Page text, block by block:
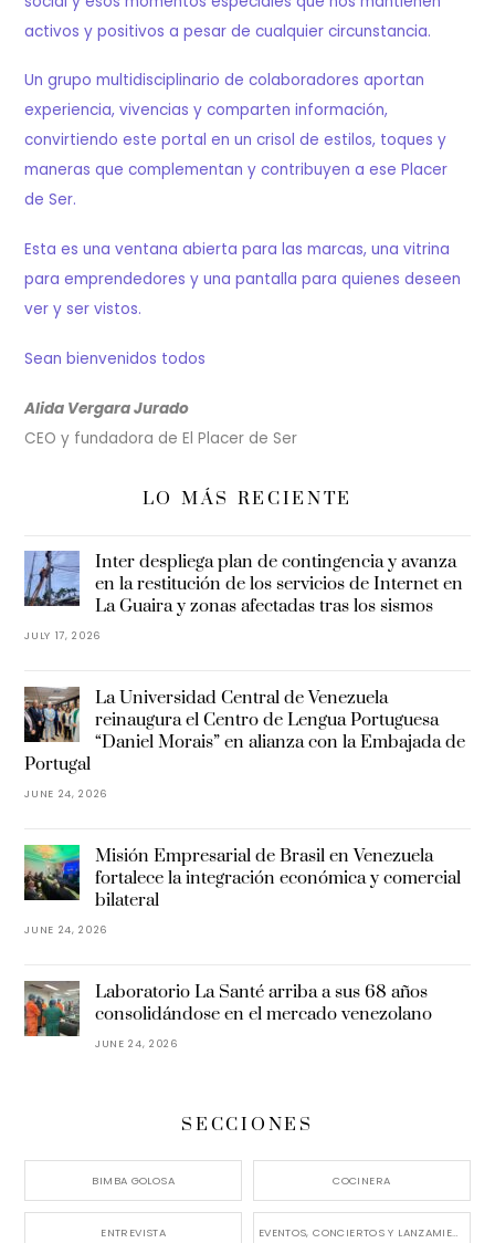
activos y positivos a pesar de cualquier circunstancia.
Un grupo multidisciplinario de colaboradores aportan
experiencia, vivencias y comparten información,
convirtiendo este portal en un crisol de estilos, toques y
maneras que complementan y contribuyen a ese Placer
de Ser.
Esta es una ventana abierta para las marcas, una vitrina
para emprendedores y una pantalla para quienes deseen
ver y ser vistos.
Sean bienvenidos todos
Alida Vergara Jurado
CEO y fundadora de El Placer de Ser
LO MÁS RECIENTE
Inter despliega plan de contingencia y avanza
en la restitución de los servicios de Internet en
La Guaira y zonas afectadas tras los sismos
JULY 17, 2026
La Universidad Central de Venezuela
reinaugura el Centro de Lengua Portuguesa
“Daniel Morais” en alianza con la Embajada de
Portugal
JUNE 24, 2026
Misión Empresarial de Brasil en Venezuela
fortalece la integración económica y comercial
bilateral
JUNE 24, 2026
Laboratorio La Santé arriba a sus 68 años
consolidándose en el mercado venezolano
JUNE 24, 2026
SECCIONES
BIMBA GOLOSA COCINERA
ENTREVISTA EVENTOS, CONCIERTOS Y LANZAMIENTOS